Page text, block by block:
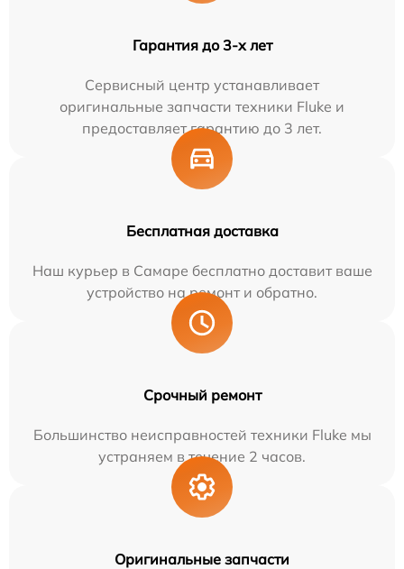
Гарантия до 3-х лет
Сервисный центр устанавливает
оригинальные запчасти техники Fluke и
предоставляет гарантию до 3 лет.
Бесплатная доставка
Наш курьер в Самаре бесплатно доставит ваше
устройство на ремонт и обратно.
Срочный ремонт
Большинство неисправностей техники Fluke мы
устраняем в течение 2 часов.
Оригинальные запчасти